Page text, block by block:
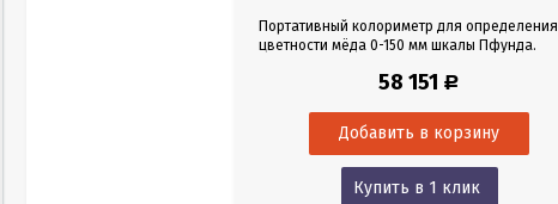
Портативный колориметр для определения
цветности мёда 0-150 мм шкалы Пфунда.
58 151 Р
Купить в 1 клик